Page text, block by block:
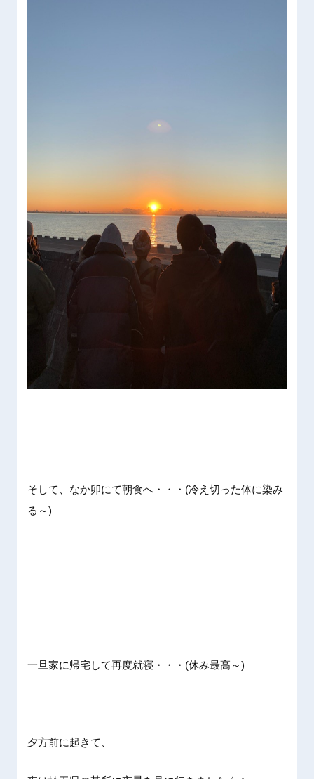
そして、なか卯にて朝食へ・・・(冷え切った体に染み
る～)
一旦家に帰宅して再度就寝・・・(休み最高～)
夕方前に起きて、